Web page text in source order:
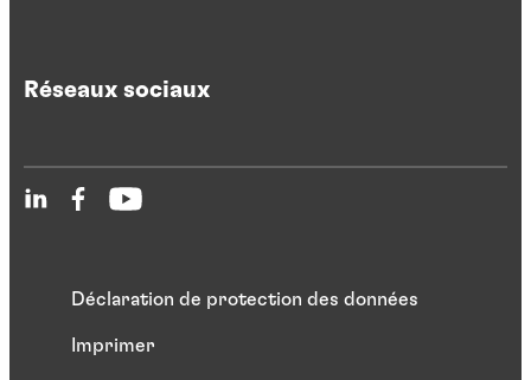
Réseaux sociaux
Déclaration de protection des données
Imprimer